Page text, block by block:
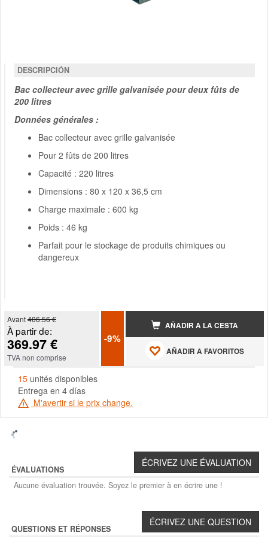
DESCRIPCIÓN
Bac collecteur avec grille galvanisée pour deux fûts de
200 litres
Données générales :
Bac collecteur avec grille galvanisée
Pour 2 fûts de 200 litres
Capacité : 220 litres
Dimensions : 80 x 120 x 36,5 cm
Charge maximale : 600 kg
Poids : 46 kg
Parfait pour le stockage de produits chimiques ou
dangereux
Avant406.56 €
À partir de:
369.97 €
TVA non comprise
-9%
AÑADIR A LA CESTA
AÑADIR A FAVORITOS
15 unités disponibles
Entrega en 4 días
M'avertir si le prix change.
ÉVALUATIONS
Aucune évaluation trouvée. Soyez le premier à en écrire une !
QUESTIONS ET RÉPONSES